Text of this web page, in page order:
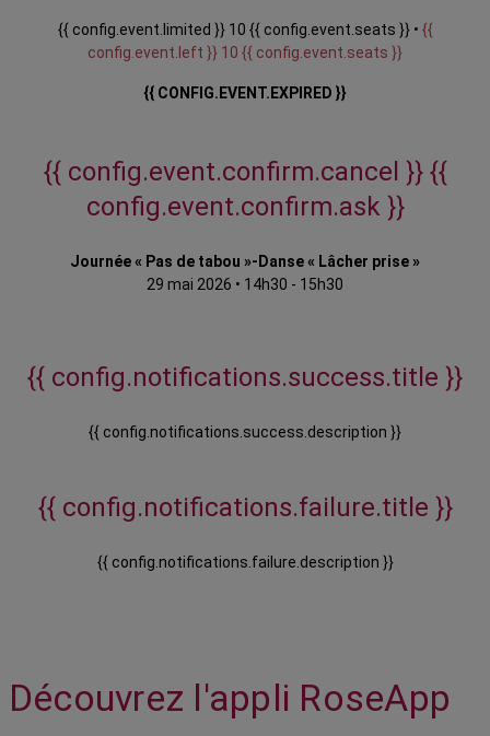
{{ config.event.limited }} 10 {{ config.event.seats }} • {{
config.event.left }} 10 {{ config.event.seats }}
{{ CONFIG.EVENT.EXPIRED }}
{{ config.event.confirm.cancel }} {{
config.event.confirm.ask }}
Journée « Pas de tabou »-Danse « Lâcher prise »
29 mai 2026 • 14h30 - 15h30
{{ config.notifications.success.title }}
{{ config.notifications.success.description }}
{{ config.notifications.failure.title }}
{{ config.notifications.failure.description }}
Découvrez l'appli RoseApp